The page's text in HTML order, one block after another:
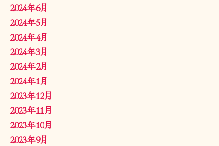
2024年6月
2024年5月
2024年4月
2024年3月
2024年2月
2024年1月
2023年12月
2023年11月
2023年10月
2023年9月